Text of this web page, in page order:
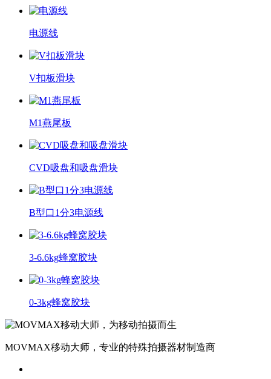
电源线
V扣板滑块
M1燕尾板
CVD吸盘和吸盘滑块
B型口1分3电源线
3-6.6kg蜂窝胶块
0-3kg蜂窝胶块
MOVMAX移动大师，专业的特殊拍摄器材制造商